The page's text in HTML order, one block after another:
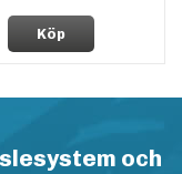
Köp
och